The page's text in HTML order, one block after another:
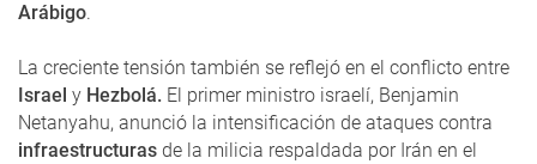
Arábigo.
La creciente tensión también se reflejó en el conflicto entre
Israel y Hezbolá. El primer ministro israelí, Benjamin
Netanyahu, anunció la intensificación de ataques contra
infraestructuras de la milicia respaldada por Irán en el